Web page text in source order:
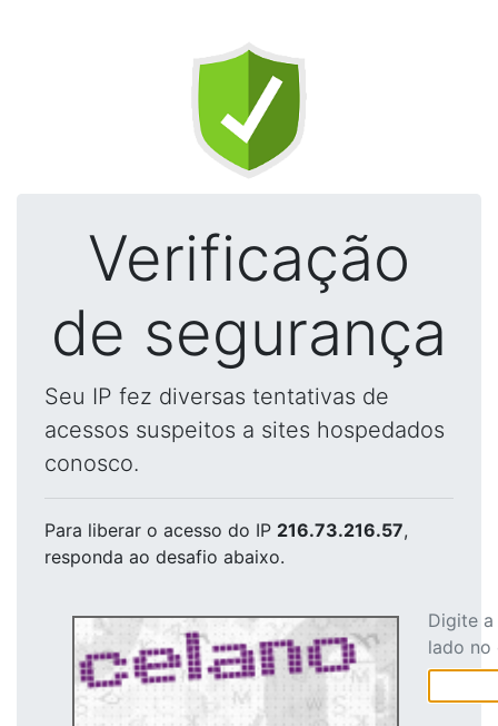
Verificação
de segurança
Seu IP fez diversas tentativas de
acessos suspeitos a sites hospedados
conosco.
Para liberar o acesso do IP 216.73.216.57,
responda ao desafio abaixo.
Digite
lado no